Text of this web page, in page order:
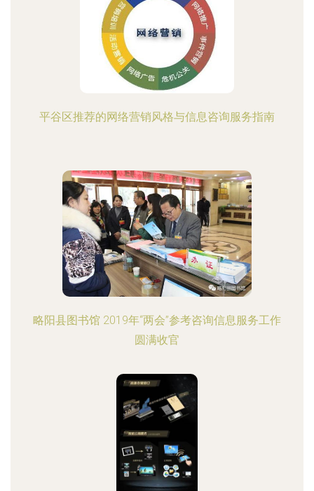
平谷区推荐的网络营销风格与信息咨询服务指南
略阳县图书馆 2019年“两会”参考咨询信息服务工作
圆满收官